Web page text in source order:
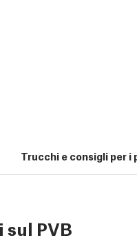
Trucchi e consigli per
PVB